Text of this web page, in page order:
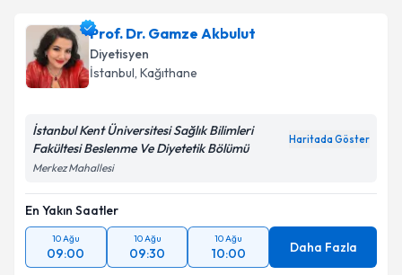
Prof. Dr. Gamze Akbulut
Diyetisyen
İstanbul, Kağıthane
İstanbul Kent Üniversitesi Sağlık Bilimleri
Fakültesi Beslenme Ve Diyetetik Bölümü
Haritada Göster
Merkez Mahallesi
En Yakın Saatler
10 Ağu
09:00
10 Ağu
09:30
10 Ağu
10:00 Daha Fazla